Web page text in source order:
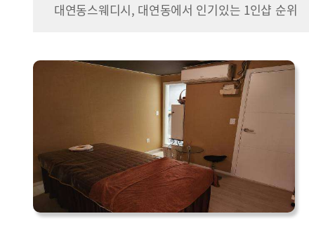
대연동스웨디시, 대연동에서 인기있는 1인샵 순위